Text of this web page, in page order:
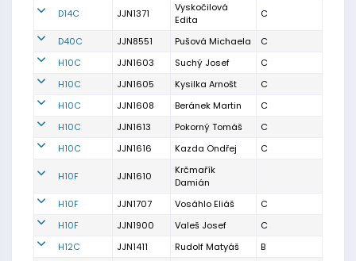
D14C JJN1371
Vyskočilová
Edita
C
D40C JJN8551 Pušová Michaela
C
H10C
JJN1603 Suchý Josef
C
H10C
JJN1605 Kysilka Arnošt
C
H10C
JJN1608 Beránek Martin
C
H10C
JJN1613 Pokorný Tomáš
C
H10C
JJN1616 Kazda Ondřej C
H10F JJN1610
Krčmařík
Damián
H10F
JJN1707 Vosáhlo Eliáš
C
H10F
JJN1900 Valeš Josef
C
H12C
JJN1411 Rudolf Matyáš
B